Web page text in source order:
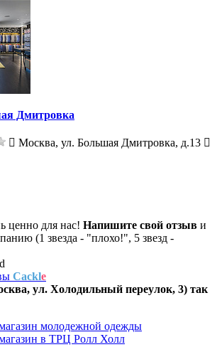
Дмитровка
Москва, ул. Большая Дмитровка, д.13
ценно для нас! Напишите свой отзыв и
(1 звезда - "плохо!", 5 звезд -
Cackle
ул. Холодильный переулок, 3) так
молодежной одежды
в ТРЦ Ролл Холл